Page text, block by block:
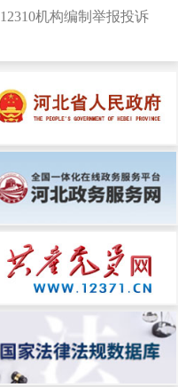
12310机构编制举报投诉